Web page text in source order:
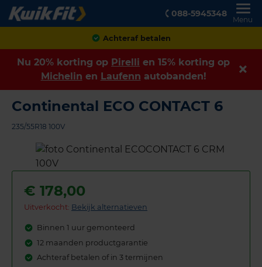
088-5945348
Menu
Achteraf betalen
Nu 20% korting op Pirelli en 15% korting op
Michelin en Laufenn autobanden!
Continental ECO CONTACT 6
235/55R18 100V
€ 178,00
Uitverkocht: Bekijk alternatieven
Binnen 1 uur gemonteerd
12 maanden productgarantie
Achteraf betalen of in 3 termijnen